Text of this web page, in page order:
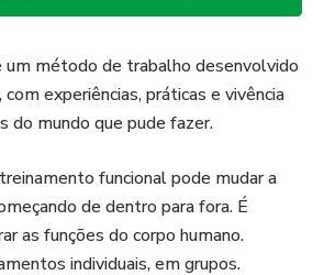
método de trabalho desenvolvido
experiências, práticas e vivência
do mundo que pude fazer.
funcional pode mudar a
de dentro para fora. É
as funções do corpo humano.
individuais, em grupos.